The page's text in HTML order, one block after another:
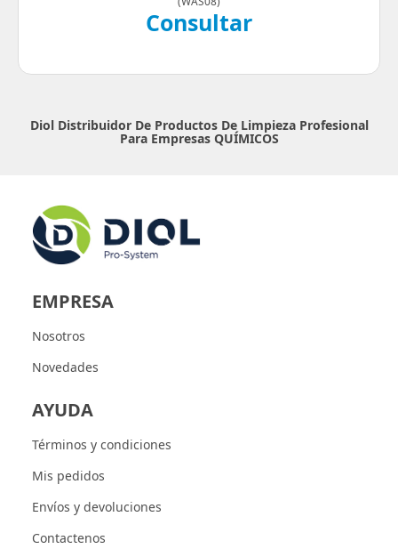
Consultar
Diol Distribuidor De Productos De Limpieza Profesional
Para Empresas QUÍMICOS
EMPRESA
Nosotros
Novedades
AYUDA
Términos y condiciones
Mis pedidos
Envíos y devoluciones
Contactenos